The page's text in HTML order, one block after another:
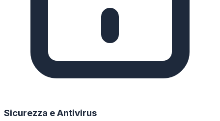
Sicurezza e Antivirus